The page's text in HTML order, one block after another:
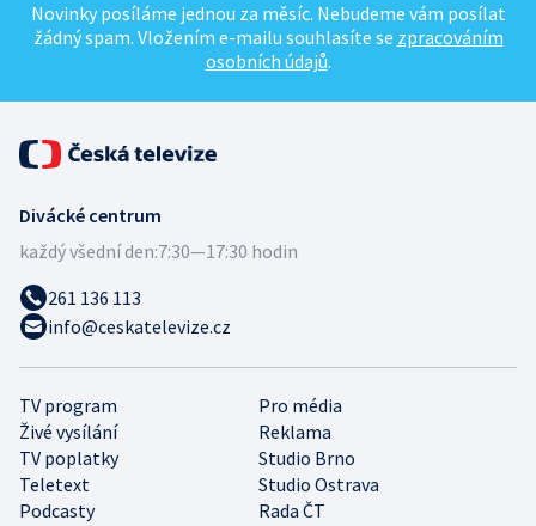
Novinky posíláme jednou za měsíc. Nebudeme vám posílat
žádný spam. Vložením e-mailu souhlasíte se zpracováním
osobních údajů.